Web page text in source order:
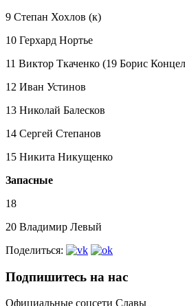
9 Степан Хохлов (к)
10 Герхард Нортье
11 Виктор Ткаченко (19 Борис
12 Иван Устинов
13 Николай Балесков
14 Сергей Степанов
15 Никита Никущенко
Запасные
18
20 Владимир Левый
Поделиться:
Подпишитесь на нас
Официальные соцсети Славы